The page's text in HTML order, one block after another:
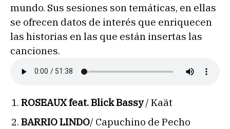
mundo. Sus sesiones son temáticas, en ellas
se ofrecen datos de interés que enriquecen
las historias en las que están insertas las
canciones.
ROSEAUX feat. Blick Bassy/ Kaät
BARRIO LINDO/ Capuchino de Pecho